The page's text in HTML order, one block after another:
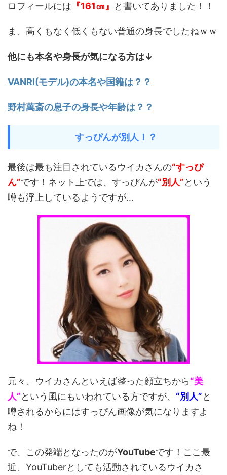
ロフィールには 『161㎝』 と書いてありました！！
ま、高くもなく低くもない普通の身長でしたねｗｗ
他にも本名や身長が気になる方は↓
VANRI(モデル)の本名や国籍は？？
野村萬斎の息子の身長や年齢は？？
すっぴんが別人！？
最後は最も注目されているウイカさんの“すっぴ
ん”です！ネット上では、すっぴんが“別人”という
噂も浮上しているようですが…
元々、ウイカさんといえば整った顔立ちから“美
人”という風にもいわれている方ですが、 “別人”と
噂されるからにはすっぴん画像が気になりますよ
ね！
で、この発端となったのがYouTubeです！ここ最
近、YouTuberとしても活動されているウイカさ